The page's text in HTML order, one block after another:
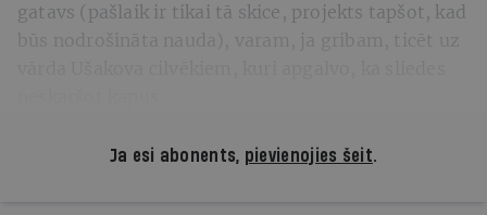
gatavs (pašlaik ir tikai tā skice, projekts tapšot, kad
būs nodrošināta nauda), varam, ja gribam, ticēt uz
Ja esi abonents, pievienojies šeit.